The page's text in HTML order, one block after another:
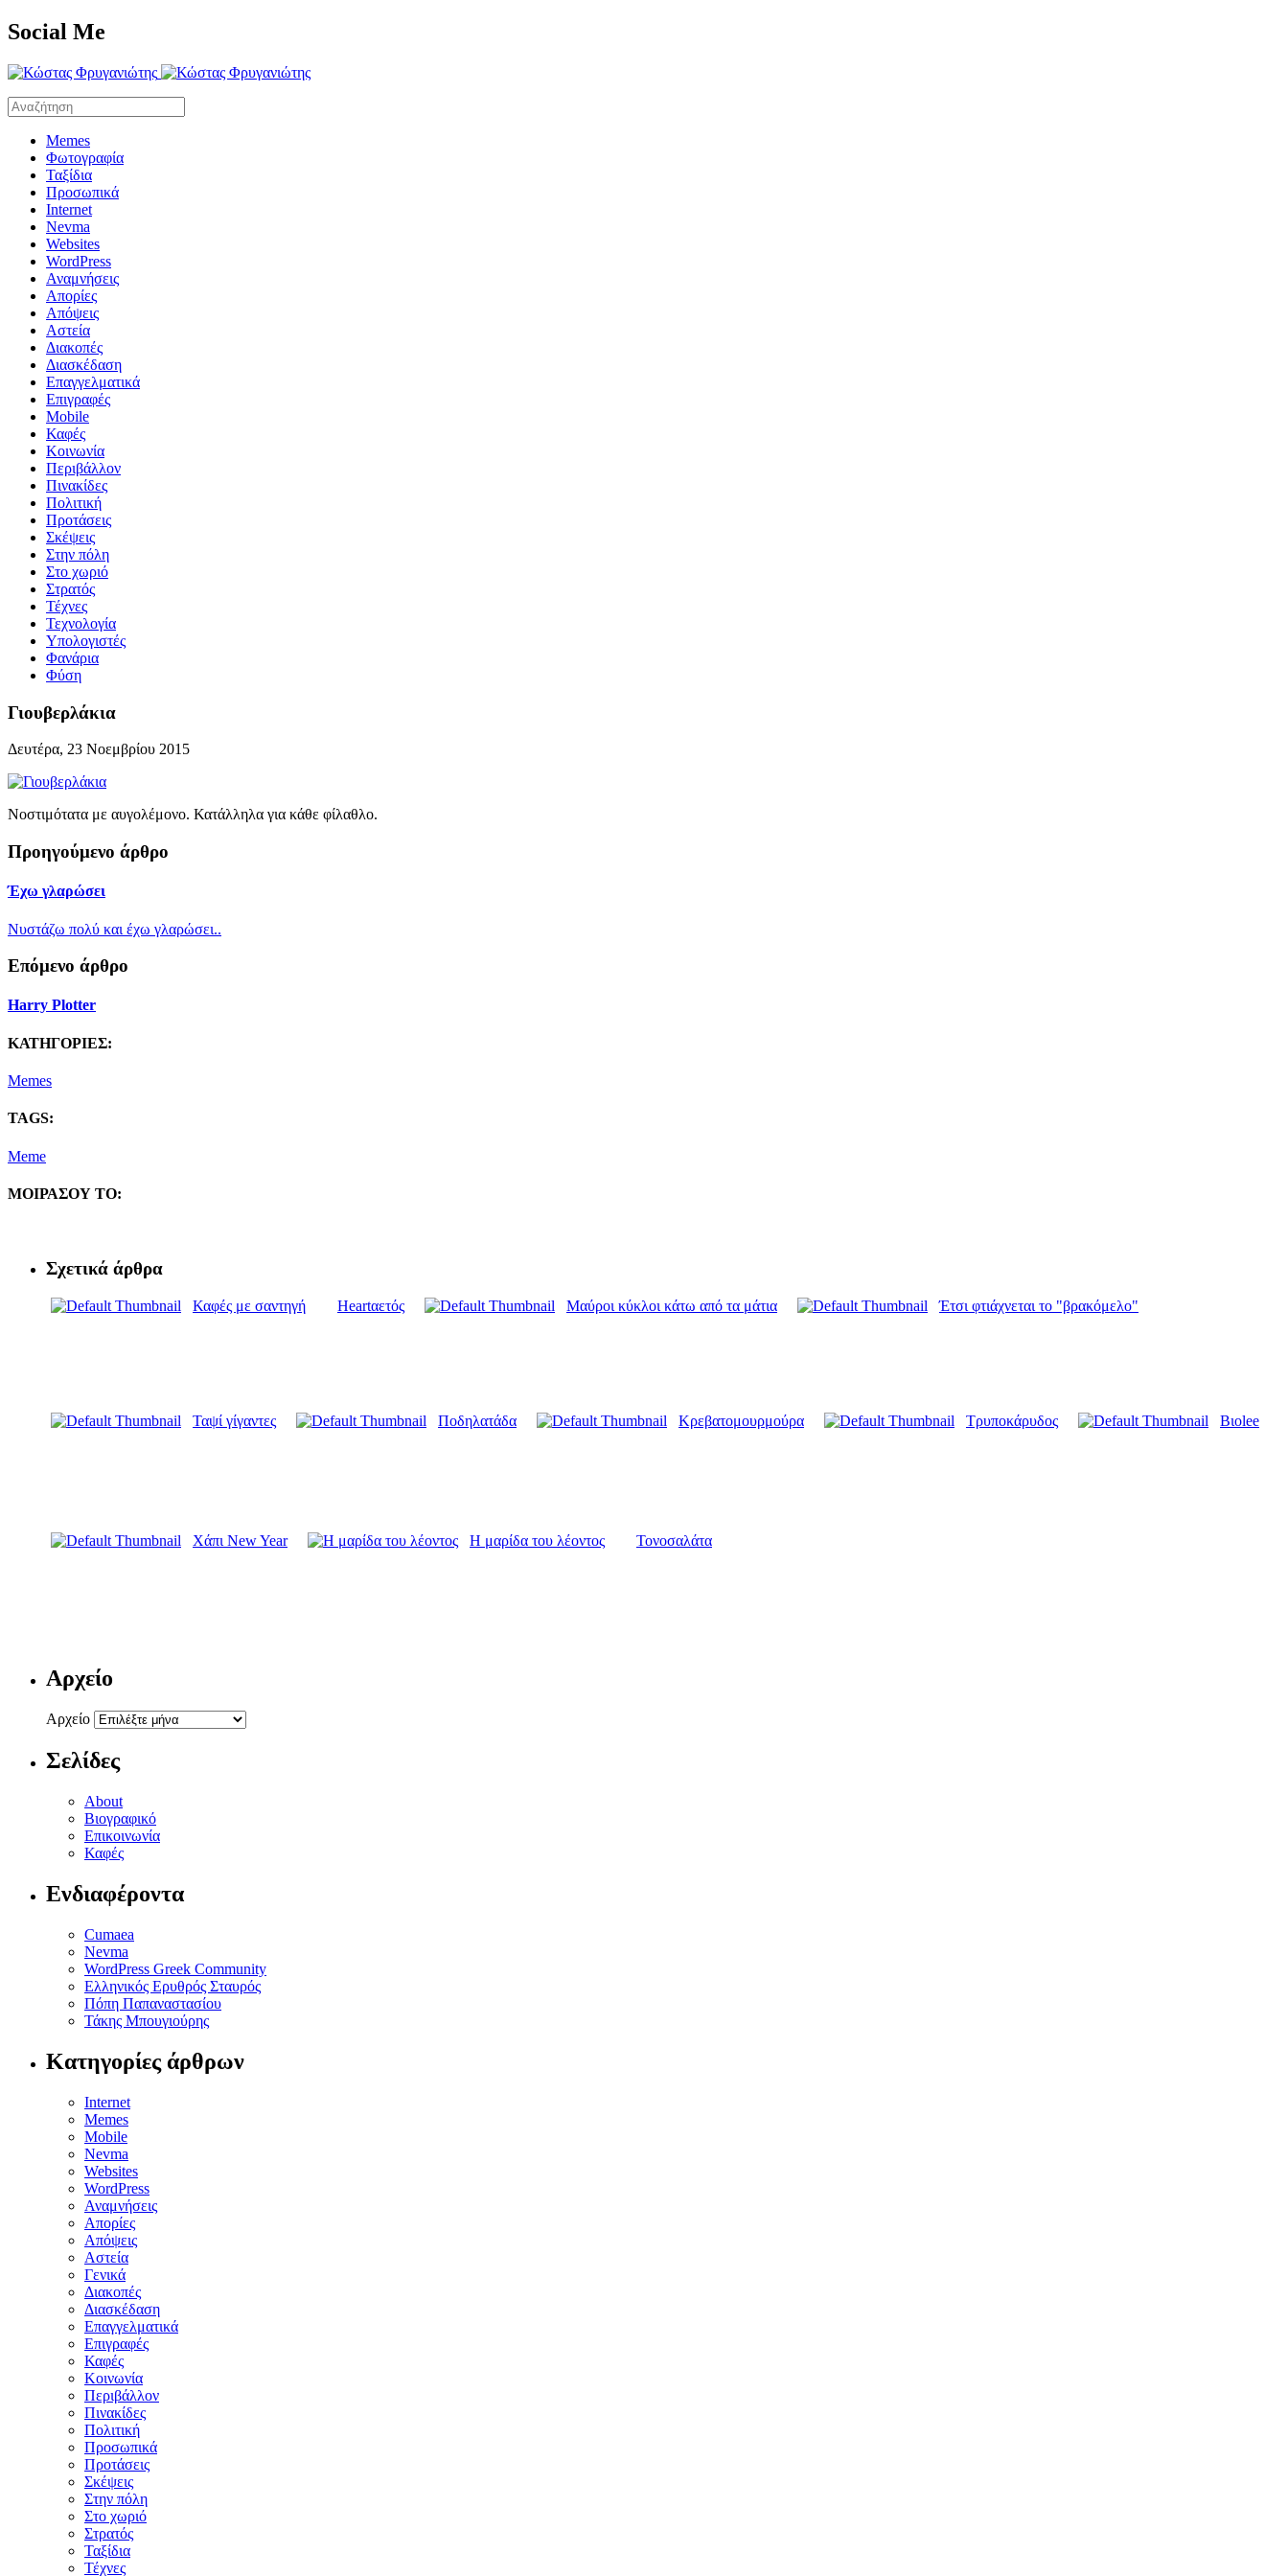
Social Me
Memes
Φωτογραφία
Ταξίδια
Προσωπικά
Internet
Nevma
Websites
WordPress
Αναμνήσεις
Απορίες
Απόψεις
Αστεία
Διακοπές
Διασκέδαση
Επαγγελματικά
Επιγραφές
Mobile
Καφές
Κοινωνία
Περιβάλλον
Πινακίδες
Πολιτική
Προτάσεις
Σκέψεις
Στην πόλη
Στο χωριό
Στρατός
Τέχνες
Τεχνολογία
Υπολογιστές
Φανάρια
Φύση
Γιουβερλάκια
Δευτέρα, 23 Νοεμβρίου 2015
Νοστιμότατα με αυγολέμονο. Κατάλληλα για κάθε φίλαθλο.
Προηγούμενο άρθρο
Έχω γλαρώσει
Νυστάζω πολύ και έχω γλαρώσει..
Επόμενο άρθρο
Harry Plotter
ΚΑΤΗΓΟΡΙΕΣ:
Memes
TAGS:
Meme
ΜΟΙΡΑΣΟΥ ΤΟ:
Σχετικά άρθρα
Καφές με σαντηγή Heartαετός Μαύροι κύκλοι κάτω από τα μάτια Έτσι φτιάχνεται το "βρακόμελο"
Ταψί γίγαντες Ποδηλατάδα Κρεβατομουρμούρα Τρυποκάρυδος Βιοlee
Χάπι New Year Η μαρίδα του λέοντος Τονοσαλάτα
Αρχείο
Αρχείο
Σελίδες
About
Βιογραφικό
Επικοινωνία
Καφές
Ενδιαφέροντα
Cumaea
Nevma
WordPress Greek Community
Ελληνικός Ερυθρός Σταυρός
Πόπη Παπαναστασίου
Τάκης Μπουγιούρης
Κατηγορίες άρθρων
Internet
Memes
Mobile
Nevma
Websites
WordPress
Αναμνήσεις
Απορίες
Απόψεις
Αστεία
Γενικά
Διακοπές
Διασκέδαση
Επαγγελματικά
Επιγραφές
Καφές
Κοινωνία
Περιβάλλον
Πινακίδες
Πολιτική
Προσωπικά
Προτάσεις
Σκέψεις
Στην πόλη
Στο χωριό
Στρατός
Ταξίδια
Τέχνες